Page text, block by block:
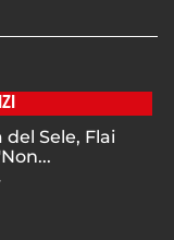
del Sele, Flai